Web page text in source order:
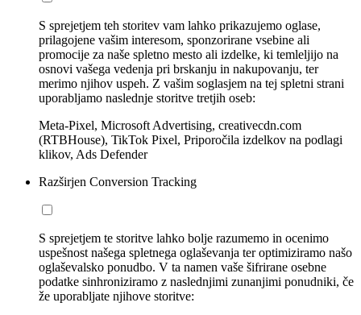
S sprejetjem teh storitev vam lahko prikazujemo oglase,
prilagojene vašim interesom, sponzorirane vsebine ali
promocije za naše spletno mesto ali izdelke, ki temleljijo na
osnovi vašega vedenja pri brskanju in nakupovanju, ter
merimo njihov uspeh. Z vašim soglasjem na tej spletni strani
uporabljamo naslednje storitve tretjih oseb:
Meta-Pixel, Microsoft Advertising, creativecdn.com
(RTBHouse), TikTok Pixel, Priporočila izdelkov na podlagi
klikov, Ads Defender
Razširjen Conversion Tracking
S sprejetjem te storitve lahko bolje razumemo in ocenimo
uspešnost našega spletnega oglaševanja ter optimiziramo našo
oglaševalsko ponudbo. V ta namen vaše šifrirane osebne
podatke sinhroniziramo z naslednjimi zunanjimi ponudniki, če
že uporabljate njihove storitve: